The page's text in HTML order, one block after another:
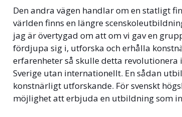
Den andra vägen handlar om en statligt
världen finns en längre
jag är övertygad om att om vi gav en
fördjupa sig i, utforska och erhålla
erfarenheter så skulle detta
Sverige utan internationellt. En sådan
konstnärligt utforskande. För svenskt
möjlighet att erbjuda en utbildning som